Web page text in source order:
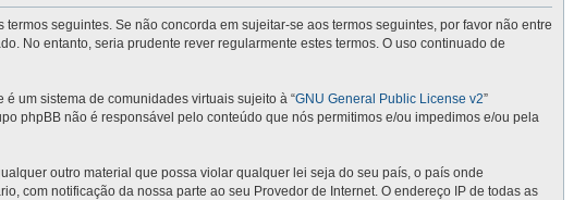
termos seguintes. Se não concorda em sujeitar-se aos termos seguintes, por favor não entre
No entanto, seria prudente rever regularmente estes termos. O uso continuado de
é um sistema de comunidades virtuais sujeito à “GNU General Public License v2”
phpBB não é responsável pelo conteúdo que nós permitimos e/ou impedimos e/ou pela
outro material que possa violar qualquer lei seja do seu país, o país onde
com notificação da nossa parte ao seu Provedor de Internet. O endereço IP de todas as